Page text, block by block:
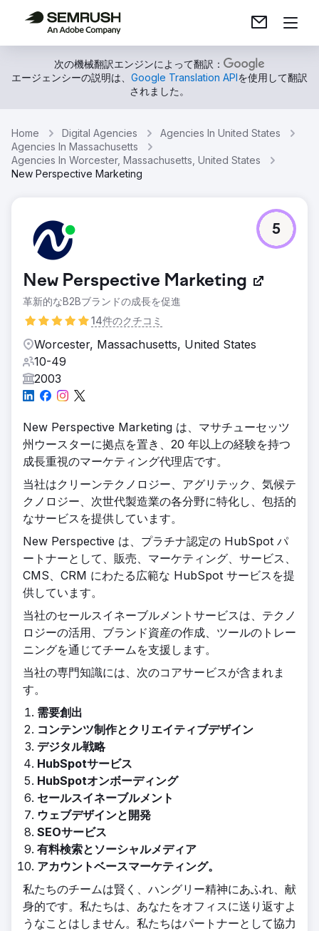
次の機械翻訳エンジンによって翻訳：
エージェンシーの説明は、 Google Translation APIを使用して翻訳
されました。
Home Digital Agencies
Agencies In United States
Agencies In Massachusetts
Agencies In Worcester, Massachusetts, United States
New Perspective Marketing
New Perspective Marketing
革新的なB2Bブランドの成長を促進
14件のクチコミ
5
Worcester, Massachusetts, United States
10-49
2003
New Perspective Marketing は、マサチューセッツ
州ウースターに拠点を置き、20 年以上の経験を持つ
成長重視のマーケティング代理店です。
当社はクリーンテクノロジー、アグリテック、気候テ
クノロジー、次世代製造業の各分野に特化し、包括的
なサービスを提供しています。
New Perspective は、プラチナ認定の HubSpot パ
ートナーとして、販売、マーケティング、サービス、
CMS、CRM にわたる広範な HubSpot サービスを提
供しています。
当社のセールスイネーブルメントサービスは、テクノ
ロジーの活用、ブランド資産の作成、ツールのトレー
ニングを通じてチームを支援します。
当社の専門知識には、次のコアサービスが含まれま
す。
需要創出
コンテンツ制作とクリエイティブデザイン
デジタル戦略
HubSpotサービス
HubSpotオンボーディング
セールスイネーブルメント
ウェブデザインと開発
SEOサービス
有料検索とソーシャルメディア
アカウントベースマーケティング。
私たちのチームは賢く、ハングリー精神にあふれ、献
身的です。私たちは、あなたをオフィスに送り返すよ
うなことはしません。私たちはパートナーとして協力